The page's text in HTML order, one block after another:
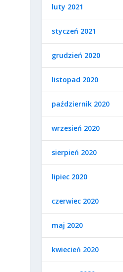
luty 2021
styczeń 2021
grudzień 2020
listopad 2020
październik 2020
wrzesień 2020
sierpień 2020
lipiec 2020
czerwiec 2020
maj 2020
kwiecień 2020